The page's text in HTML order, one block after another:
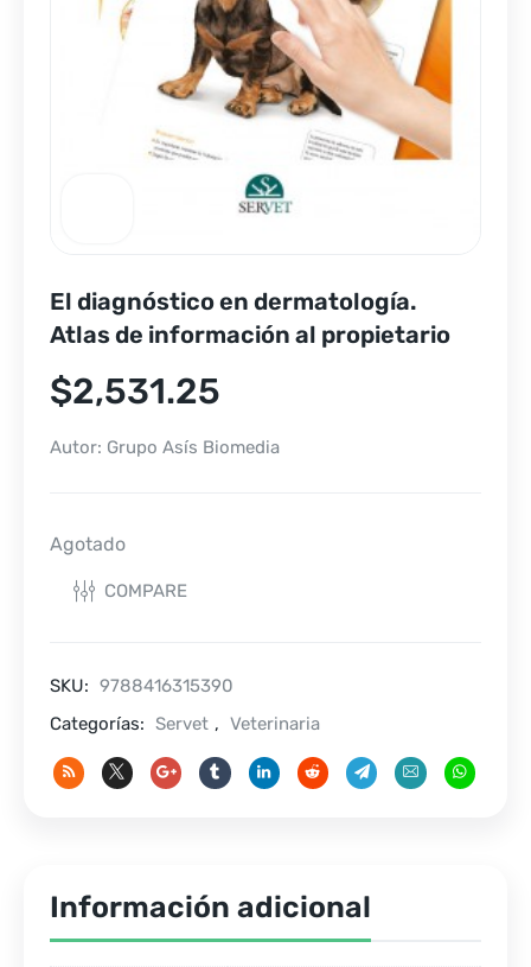
El diagnóstico en dermatología.
Atlas de información al propietario
$2,531.25
Autor: Grupo Asís Biomedia
Agotado
COMPARE
SKU: 9788416315390
Categorías: Servet , Veterinaria
Información adicional